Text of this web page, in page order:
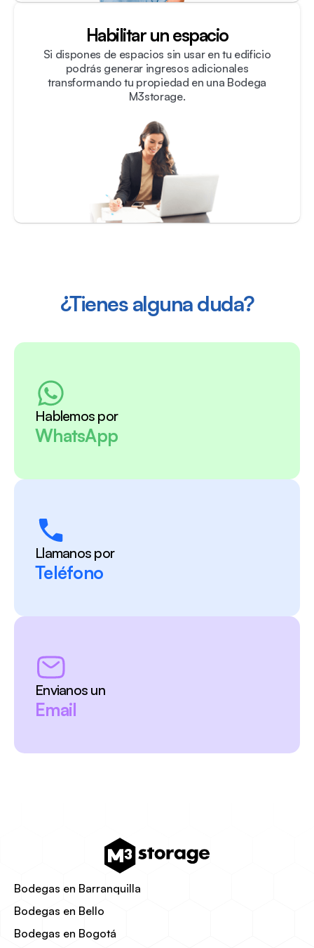
Habilitar un espacio
Si dispones de espacios sin usar en tu edificio
podrás generar ingresos adicionales
transformando tu propiedad en una Bodega
M3storage.
¿Tienes alguna duda?
Hablemos por
WhatsApp
Llamanos por
Teléfono
Envianos un
Email
Bodegas en Barranquilla
Bodegas en Bello
Bodegas en Bogotá